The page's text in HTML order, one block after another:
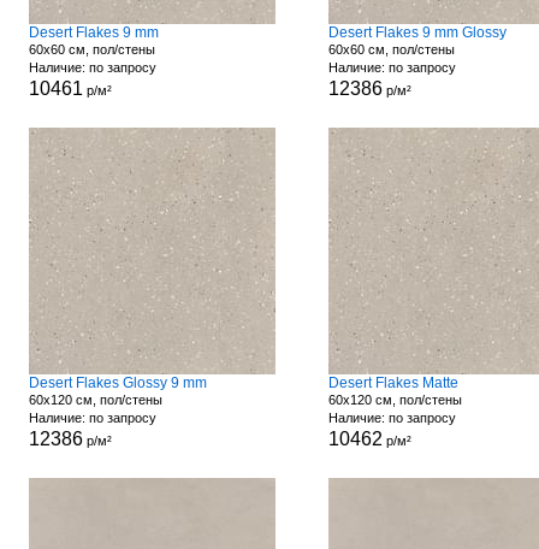
Desert Flakes 9 mm
60x60 см, пол/стены
Наличие: по запросу
10461 р/м²
Desert Flakes 9 mm Glossy
60x60 см, пол/стены
Наличие: по запросу
12386р/м²
Desert Flakes Glossy 9 mm
60x120 см, пол/стены
Наличие: по запросу
12386р/м²
Desert Flakes Matte
60x120 см, пол/стены
Наличие: по запросу
10462 р/м²